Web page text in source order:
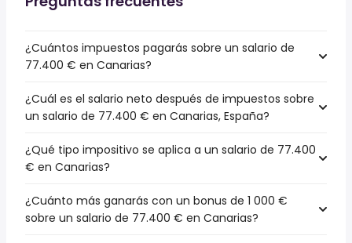
¿Cuántos impuestos pagarás sobre un salario de
77.400 € en Canarias?
¿Cuál es el salario neto después de impuestos sobre
un salario de 77.400 € en Canarias, España?
¿Qué tipo impositivo se aplica a un salario de 77.400
€ en Canarias?
¿Cuánto más ganarás con un bonus de 1 000 €
sobre un salario de 77.400 € en Canarias?